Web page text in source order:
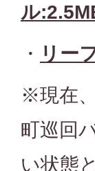
ル
・ リー
※現在
町巡回
い状態